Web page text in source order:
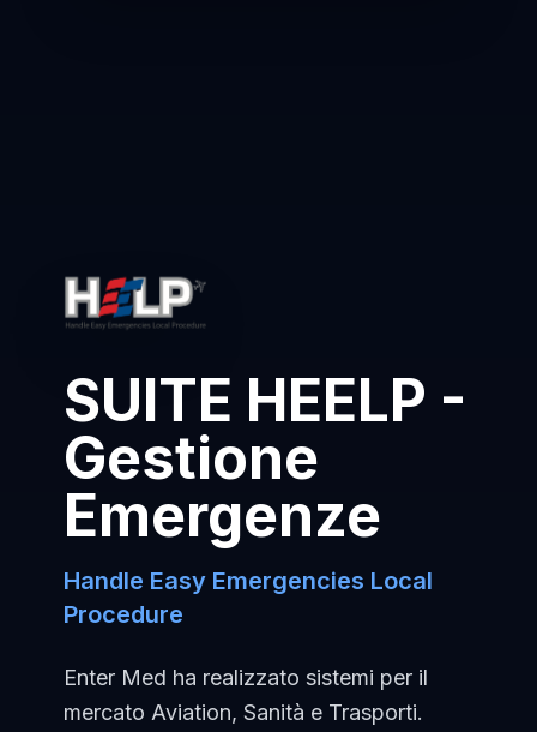
SUITE HEELP -
Gestione
Emergenze
Handle Easy Emergencies Local
Procedure
Enter Med ha realizzato sistemi per il
mercato Aviation, Sanità e Trasporti.